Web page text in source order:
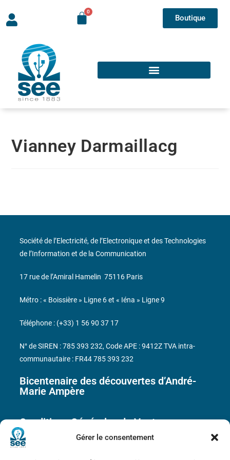
Gérer le consentement
Boutique
Vianney Darmaillacg
Bicentenaire des découvertes d’André-
Marie Ampère
Conditions Générales de Vente
Société de l’Electricité, de l’Electronique et des Technologies
de l’Information et de la Communication
17 rue de l’Amiral Hamelin 75116 Paris
Métro : « Boissière » Ligne 6 et « Iéna » Ligne 9
Téléphone : (+33) 1 56 90 37 17
N° de SIREN : 785 393 232, Code APE : 9412Z TVA intra-
communautaire : FR44 785 393 232